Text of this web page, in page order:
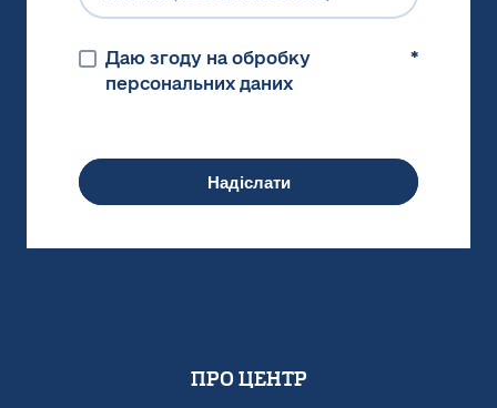
Даю згоду на обробку
персональних даних
*
Надіслати
Про Центр